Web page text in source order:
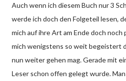
Auch wenn ich diesem Buch nur 3
werde ich doch den Folgeteil lesen,
mich auf ihre Art am Ende doch noch
mich wenigstens so weit begeistert
nun weiter gehen mag. Gerade mit
Leser schon offen gelegt wurde.